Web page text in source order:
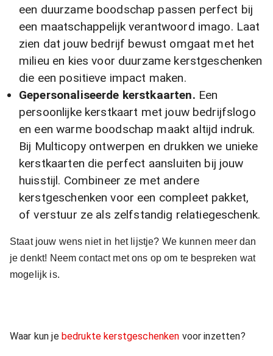
een duurzame boodschap passen perfect bij
een maatschappelijk verantwoord imago. Laat
zien dat jouw bedrijf bewust omgaat met het
milieu en kies voor duurzame kerstgeschenken
die een positieve impact maken.
Gepersonaliseerde kerstkaarten. Een
persoonlijke kerstkaart met jouw bedrijfslogo
en een warme boodschap maakt altijd indruk.
Bij Multicopy ontwerpen en drukken we unieke
kerstkaarten die perfect aansluiten bij jouw
huisstijl. Combineer ze met andere
kerstgeschenken voor een compleet pakket,
of verstuur ze als zelfstandig relatiegeschenk.
Staat jouw wens niet in het lijstje? We kunnen meer dan
je denkt! Neem contact met ons op om te bespreken wat
mogelijk is.
Waar kun je bedrukte kerstgeschenken voor inzetten?